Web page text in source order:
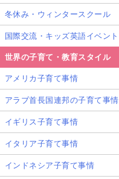
冬休み・ウィンタースクール
国際交流・キッズ英語イベント
世界の子育て・教育スタイル
アメリカ子育て事情
アラブ首長国連邦の子育て事情
イギリス子育て事情
イタリア子育て事情
インドネシア子育て事情